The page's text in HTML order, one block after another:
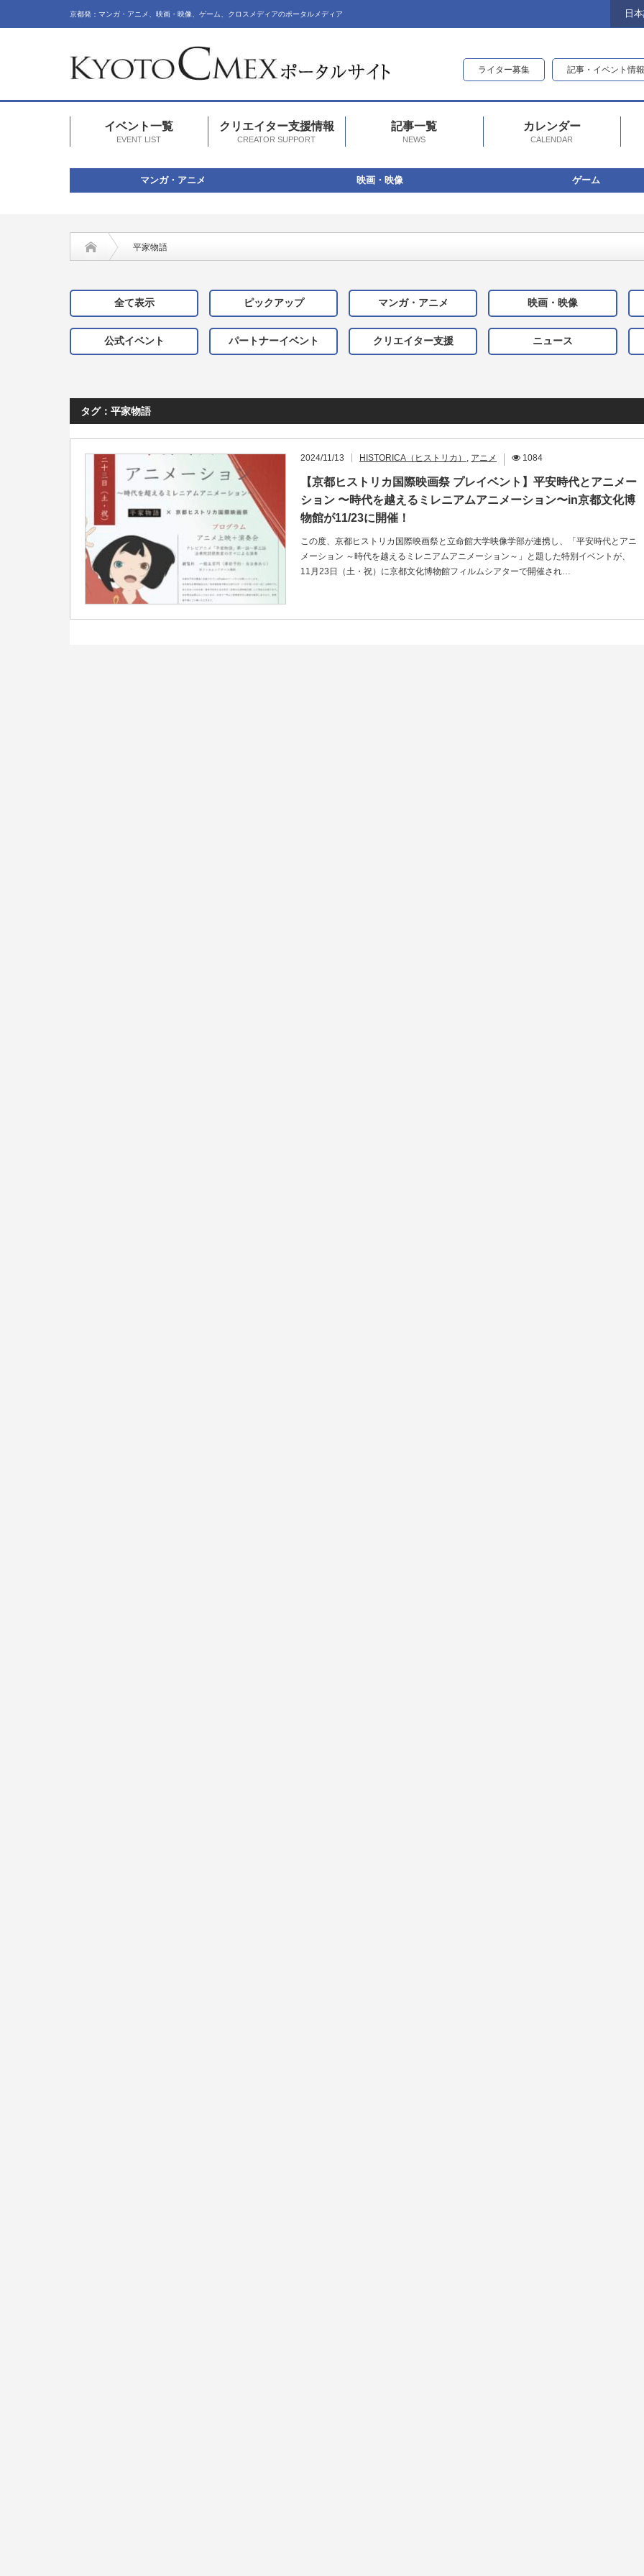
京都発：マンガ・アニメ、映画・映像、ゲーム、クロスメディアのポータルメディア 日
ライター募集 記事・イベント情
イベント一覧
EVENT LIST
クリエイター支援情報
CREATOR SUPPORT
記事一覧
NEWS
カレンダー
CALENDAR
マンガ・アニメ 映画・映像 ゲーム
平家物語
全て表示 ピックアップ マンガ・アニメ 映画・映像
公式イベント パートナーイベント クリエイター支援 ニュース
タグ：平家物語
2024/11/13 HISTORICA（ヒストリカ） , アニメ 1084
【京都ヒストリカ国際映画祭 プレイベント】平安時代とアニメー
ション 〜時代を越えるミレニアムアニメーション〜in京都文化博
物館が11/23に開催！
この度、京都ヒストリカ国際映画祭と立命館大学映像学部が連携し、「平安時代とアニ
メーション ～時代を越えるミレニアムアニメーション～」と題した特別イベントが、
11月23日（土・祝）に京都文化博物館フィルムシアターで開催され…